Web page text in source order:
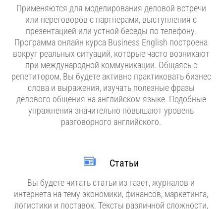
Применяются для моделирования деловой встречи
или переговоров с партнерами, выступления с
презентацией или устной беседы по телефону.
Программа онлайн курса Business English построена
вокруг реальных ситуаций, которые часто возникают
при международной коммуникации. Общаясь с
репетитором, Вы будете активно практиковать бизнес
слова и выражения, изучать полезные фразы
делового общения на английском языке. Подобные
упражнения значительно повышают уровень
разговорного английского.
Статьи
Вы будете читать статьи из газет, журналов и
интернета на тему экономики, финансов, маркетинга,
логистики и поставок. Тексты различной сложности,